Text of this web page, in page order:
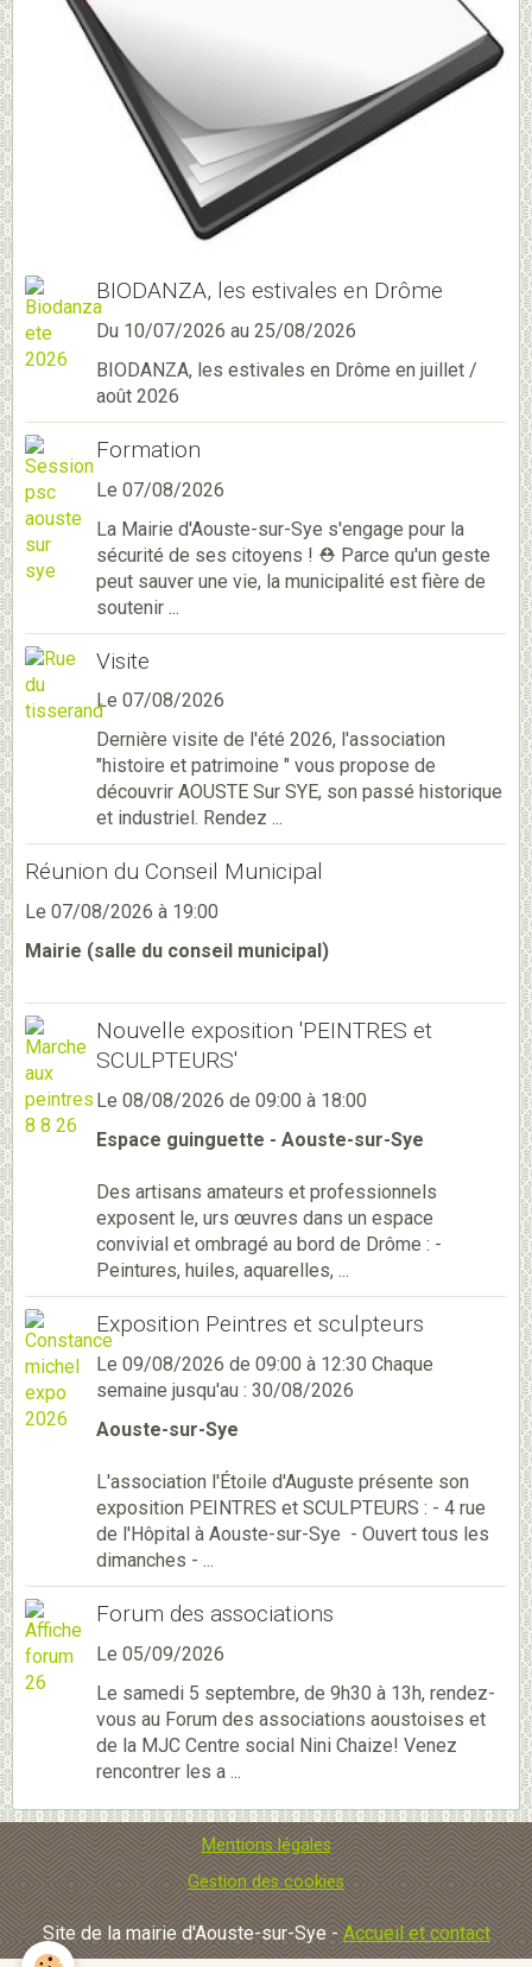
BIODANZA, les estivales en Drôme
Du 10/07/2026 au 25/08/2026
BIODANZA, les estivales en Drôme en juillet /
août 2026
Formation
Le 07/08/2026
La Mairie d'Aouste-sur-Sye s'engage pour la
sécurité de ses citoyens ! ⛑️ Parce qu'un geste
peut sauver une vie, la municipalité est fière de
soutenir ...
Visite
Le 07/08/2026
Dernière visite de l'été 2026, l'association
"histoire et patrimoine " vous propose de
découvrir AOUSTE Sur SYE, son passé historique
et industriel. Rendez ...
Réunion du Conseil Municipal
Le 07/08/2026 à 19:00
Mairie (salle du conseil municipal)
Nouvelle exposition 'PEINTRES et
SCULPTEURS'
Le 08/08/2026 de 09:00 à 18:00
Espace guinguette - Aouste-sur-Sye
Des artisans amateurs et professionnels
exposent le, urs œuvres dans un espace
convivial et ombragé au bord de Drôme : -
Peintures, huiles, aquarelles, ...
Exposition Peintres et sculpteurs
Le 09/08/2026 de 09:00 à 12:30 Chaque
semaine jusqu'au : 30/08/2026
Aouste-sur-Sye
L'association l'Étoile d'Auguste présente son
exposition PEINTRES et SCULPTEURS : - 4 rue
de l'Hôpital à Aouste-sur-Sye - Ouvert tous les
dimanches - ...
Forum des associations
Le 05/09/2026
Le samedi 5 septembre, de 9h30 à 13h, rendez-
vous au Forum des associations aoustoises et
de la MJC Centre social Nini Chaize! Venez
rencontrer les a ...
Mentions légales
Gestion des cookies
Site de la mairie d'Aouste-sur-Sye - Accueil et contact